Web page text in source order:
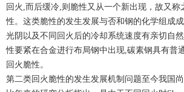
回火,而后缓冷,则脆性又从一个新出现，故又称
性。这类脆性的发生发展与否和钢的化学组成
光阴以及不同回火后的冷却系统速度有亲切自
性要紧在合金进行布局钢中出现,碳素钢具有普
回火脆性。
第二类回火脆性的发生发展机制问题至今我国